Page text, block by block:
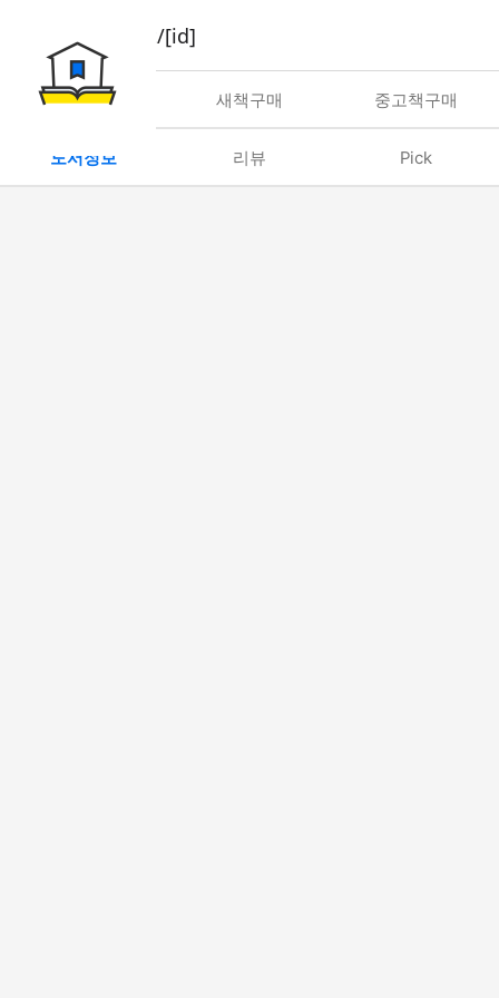
book/rent/[id]
대여 새책구매 중고책구매
도서정보 리뷰 Pick